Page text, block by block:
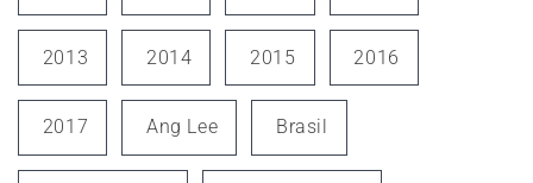
2013 2014 2015 2016
2017 Ang Lee Brasil